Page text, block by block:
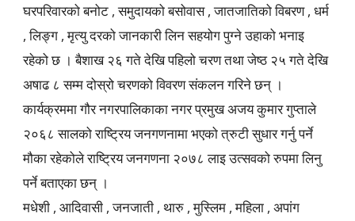
घरपरिवारको बनोट , समुदायको बसोवास , जातजातिको विबरण , धर्म
, लिङ्ग , मृत्यु दरको जानकारी लिन सहयोग पुग्ने उहाको भनाइ
रहेको छ । बैशाख २६ गते देखि पहिलो चरण तथा जेष्ठ २५ गते देखि
अषाढ ८ सम्म दोस्रो चरणको विवरण संकलन गरिने छन् ।
कार्यक्रममा गौर नगरपालिकाका नगर प्रमुख अजय कुमार गुप्ताले
२०६८ सालको राष्ट्रिय जनगणनामा भएको त्रुटी सुधार गर्नु पर्ने
मौका रहेकोले राष्ट्रिय जनगणना २०७८ लाइ उत्सवको रुपमा लिनु
पर्ने बताएका छन् ।
मधेशी , आदिवासी , जनजाती , थारु , मुस्लिम , महिला , अपांग